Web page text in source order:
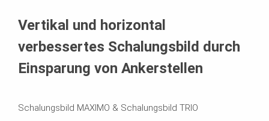
Vertikal und horizontal
verbessertes Schalungsbild durch
Einsparung von Ankerstellen
Schalungsbild MAXIMO & Schalungsbild TRIO